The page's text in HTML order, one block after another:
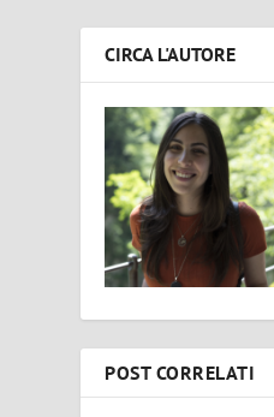
CIRCA L'AUTORE
POST CORRELATI